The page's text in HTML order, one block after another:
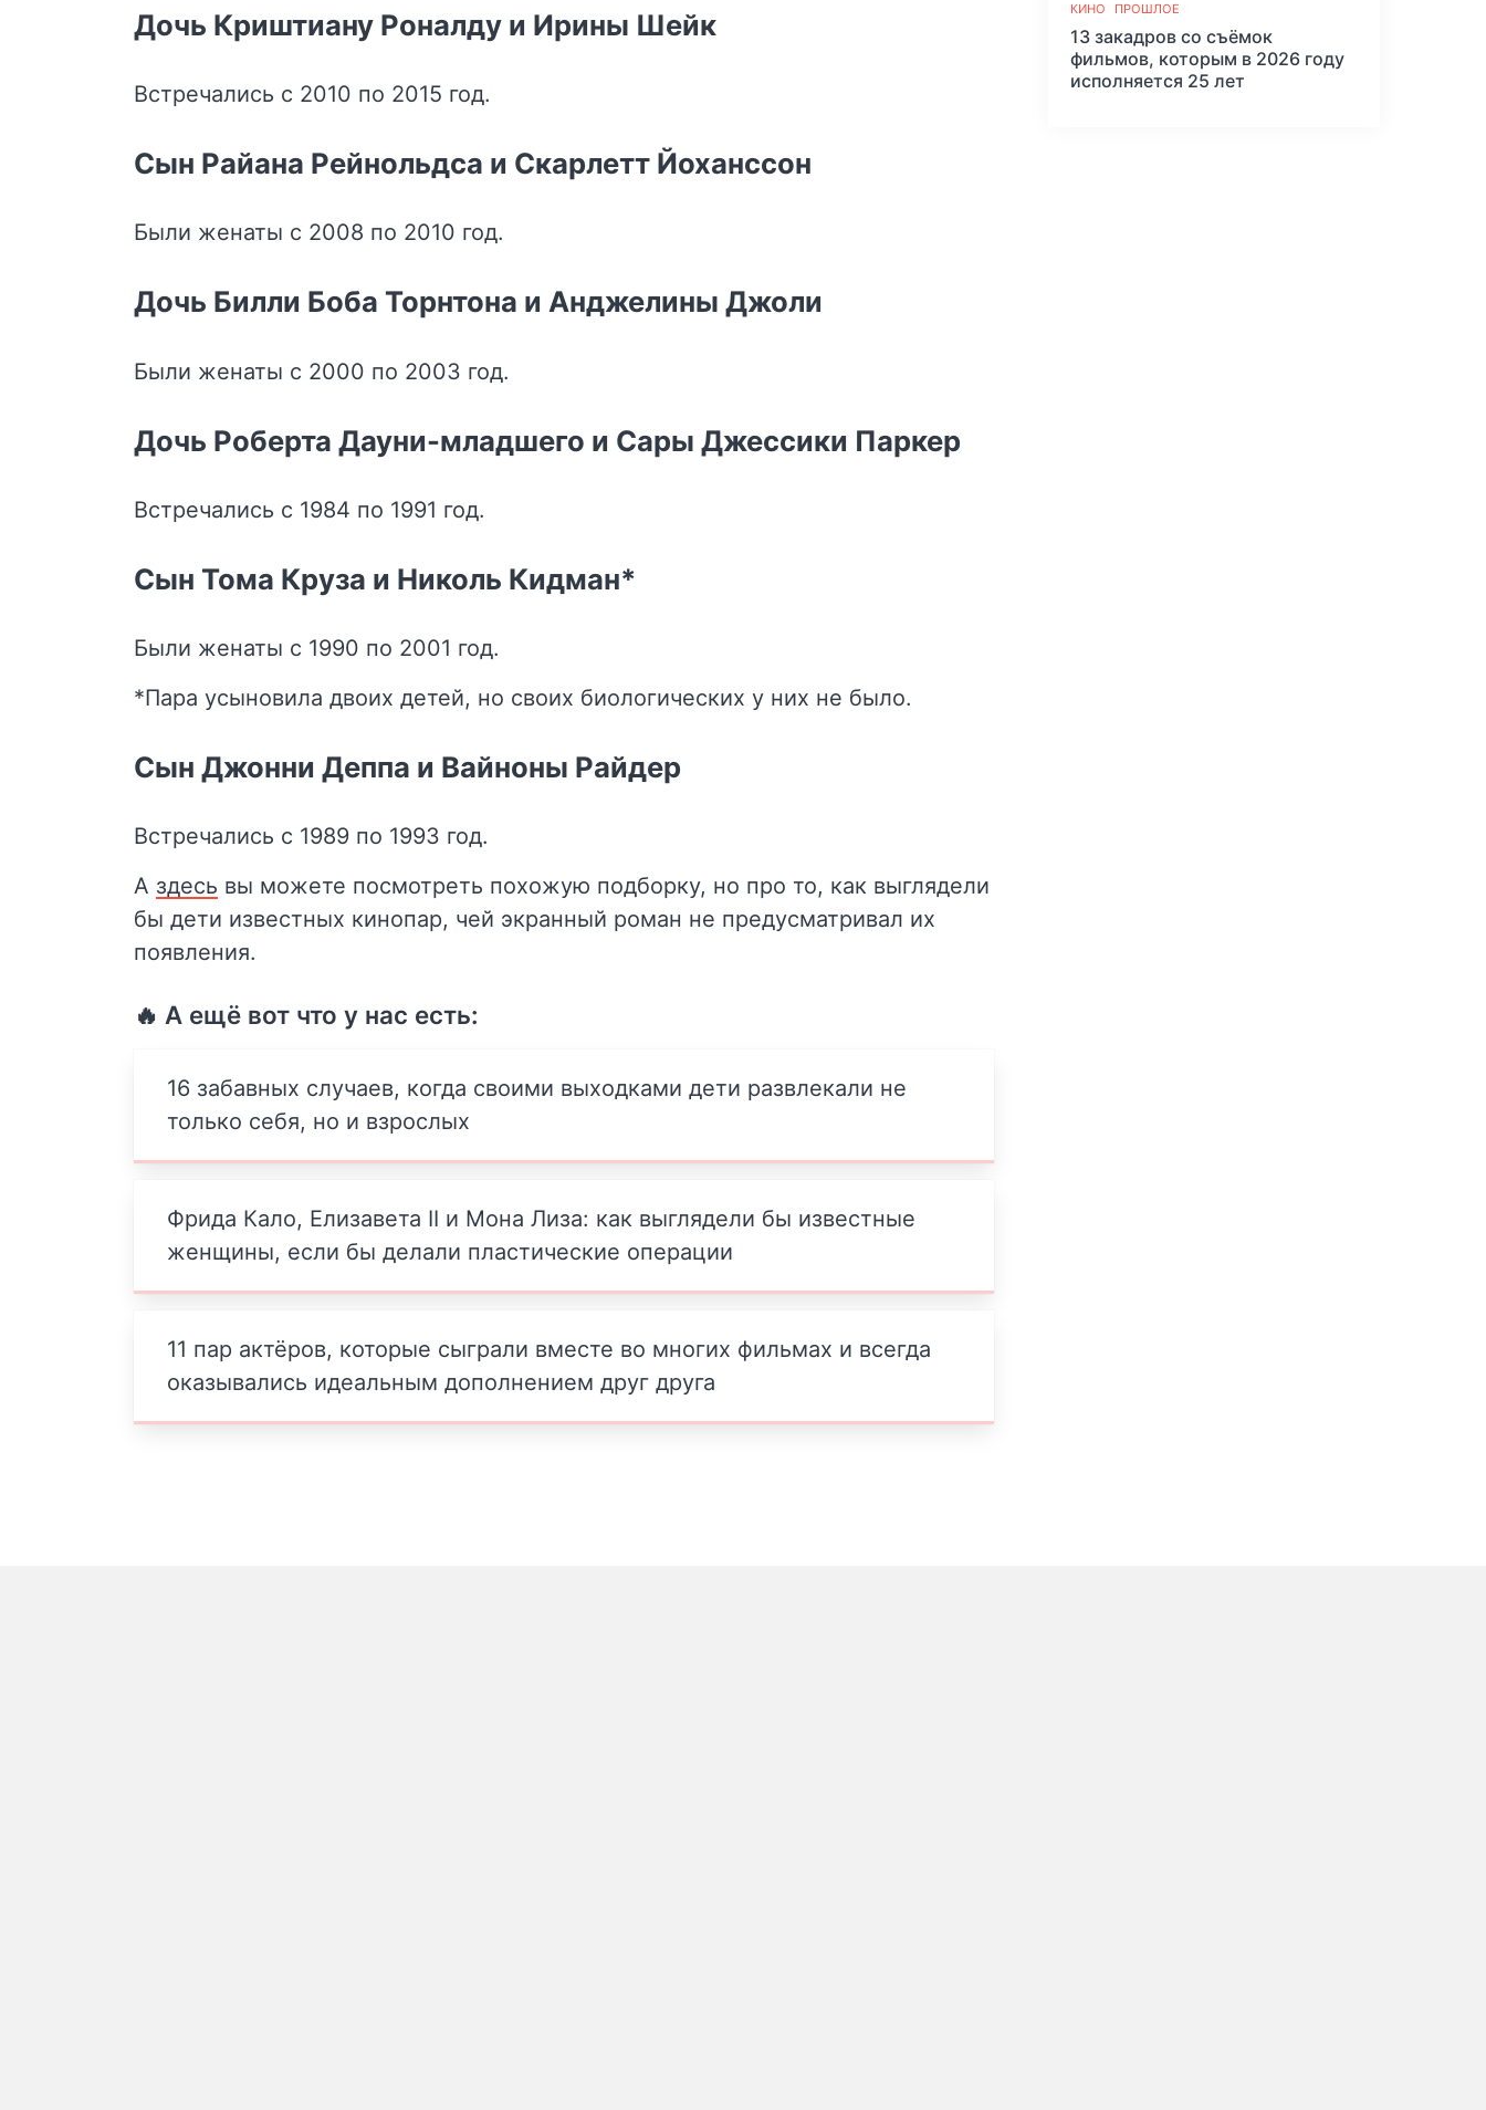
Дочь Криштиану Роналду и Ирины Шейк
Встречались с 2010 по 2015 год.
Сын Райана Рейнольдса и Скарлетт Йоханссон
Были женаты с 2008 по 2010 год.
Дочь Билли Боба Торнтона и Анджелины Джоли
Были женаты с 2000 по 2003 год.
Дочь Роберта Дауни-младшего и Сары Джессики Паркер
Встречались с 1984 по 1991 год.
Сын Тома Круза и Николь Кидман*
Были женаты с 1990 по 2001 год.
*Пара усыновила двоих детей, но своих биологических у них не было.
Сын Джонни Деппа и Вайноны Райдер
Встречались с 1989 по 1993 год.
А здесь вы можете посмотреть похожую подборку, но про то, как выглядели
бы дети известных кинопар, чей экранный роман не предусматривал их
появления.
🔥 А ещё вот что у нас есть:
16 забавных случаев, когда своими выходками дети развлекали не
только себя, но и взрослых
Фрида Кало, Елизавета II и Мона Лиза: как выглядели бы известные
женщины, если бы делали пластические операции
11 пар актёров, которые сыграли вместе во многих фильмах и всегда
оказывались идеальным дополнением друг друга
КИНО ПРОШЛОЕ
13 закадров со съёмок
фильмов, которым в 2026 году
исполняется 25 лет